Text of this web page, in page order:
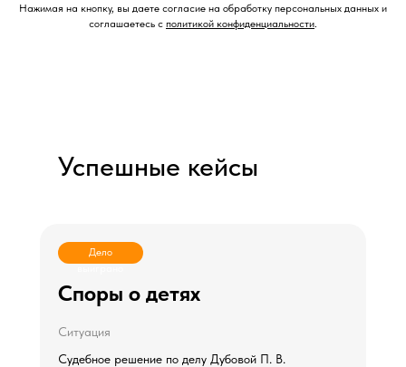
Нажимая на кнопку, вы даете согласие на обработку персональных данных и
соглашаетесь c политикой конфиденциальности
Успешные кейсы
Дело
выиграно
Споры о детях
Ситуация
Судебное решение по делу Дубовой П. В.